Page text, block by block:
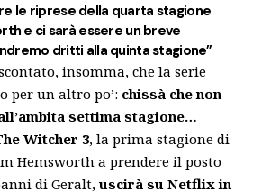
le riprese della quarta stagione
e ci sarà essere un breve
dritti alla quinta stagione”
insomma, che la serie
per un altro po’: chissà che non
settima stagione…
Witcher 3, la prima stagione di
Hemsworth a prendere il posto
di Geralt, uscirà su Netflix in